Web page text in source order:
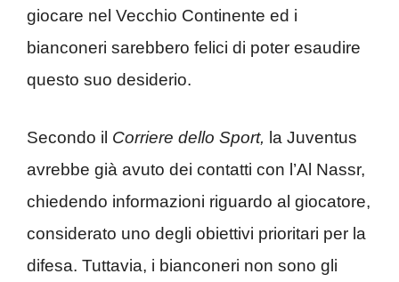
giocare nel Vecchio Continente ed i
bianconeri sarebbero felici di poter esaudire
questo suo desiderio.
Secondo il Corriere dello Sport, la Juventus
avrebbe già avuto dei contatti con l’Al Nassr,
chiedendo informazioni riguardo al giocatore,
considerato uno degli obiettivi prioritari per la
difesa. Tuttavia, i bianconeri non sono gli